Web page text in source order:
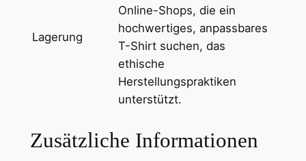
S
i
Lagerung
Online-Shops, die ein
hochwertiges, anpassbares
T-Shirt suchen, das
ethische
Herstellungspraktiken
unterstützt.
Zusätzliche Informationen